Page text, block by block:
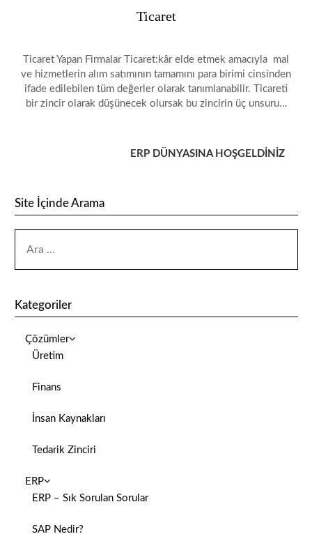
Ticaret
Ticaret Yapan Firmalar Ticaret:kâr elde etmek amacıyla mal
ve hizmetlerin alım satımının tamamını para birimi cinsinden
ifade edilebilen tüm değerler olarak tanımlanabilir. Ticareti
bir zincir olarak düşünecek olursak bu zincirin üç unsuru…
ERP DÜNYASINA HOŞGELDİNİZ
Site İçinde Arama
Kategoriler
Çözümler
Üretim
Finans
İnsan Kaynakları
Tedarik Zinciri
ERP
ERP – Sık Sorulan Sorular
SAP Nedir?